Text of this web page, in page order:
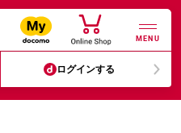
MENU
ログインする